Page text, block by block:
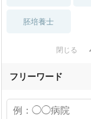
胚培養士
閉じる
フリーワード